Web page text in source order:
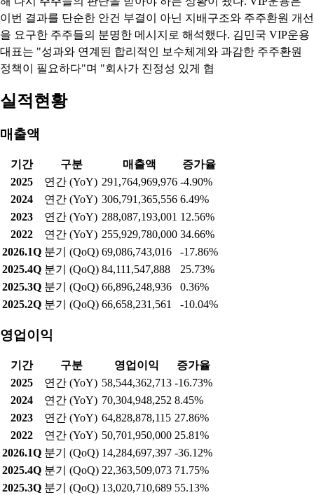
이번 결과를 단순한 안건 부결이 아닌 지배구조와 주주환원 개선
을 요구한 주주들의 분명한 메시지로 해석했다. 김민국 VIP운용
대표는 "성과와 연계된 합리적인 보수체계와 과감한 주주환원
정책이 필요하다"며 "회사가 진정성 있게 협
실적현황
매출액
기간 구분 매출액
증가율
2025
연간 (YoY) 291,764,969,976 -4.90%
2024
연간 (YoY) 306,791,365,556 6.49%
2023
연간 (YoY) 288,087,193,001 12.56%
2022
연간 (YoY) 255,929,780,000 34.66%
2026.1Q 분기 (QoQ) 69,086,743,016
-17.86%
2025.4Q 분기 (QoQ) 84,111,547,888
25.73%
2025.3Q 분기 (QoQ) 66,896,248,936
0.36%
2025.2Q 분기 (QoQ) 66,658,231,561 -10.04%
영업이익
기간 구분 영업이익
증가율
2025
연간 (YoY) 58,544,362,713 -16.73%
2024
연간 (YoY) 70,304,948,252 8.45%
2023
연간 (YoY) 64,828,878,115 27.86%
2022
연간 (YoY) 50,701,950,000 25.81%
2026.1Q 분기 (QoQ) 14,284,697,397 -36.12%
2025.4Q 분기 (QoQ) 22,363,509,073 71.75%
2025.3Q 분기 (QoQ) 13,020,710,689 55.13%